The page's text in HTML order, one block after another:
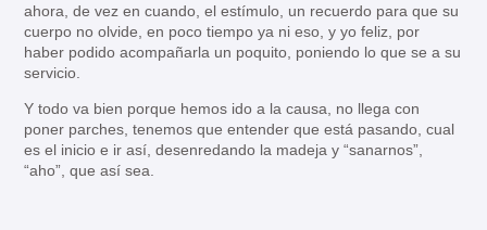
ahora, de vez en cuando, el estímulo, un recuerdo para que su
cuerpo no olvide, en poco tiempo ya ni eso, y yo feliz, por
haber podido acompañarla un poquito, poniendo lo que se a su
servicio.
Y todo va bien porque hemos ido a la causa, no llega con
poner parches, tenemos que entender que está pasando, cual
es el inicio e ir así, desenredando la madeja y “sanarnos”,
“aho”, que así sea.